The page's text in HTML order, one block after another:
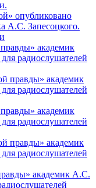
опубликовано
А.С. Запесоцкого.
правды» академик
радиослушателей
правды» академик
радиослушателей